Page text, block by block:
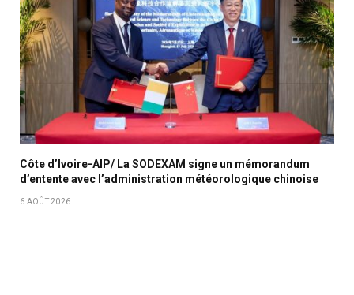
Côte d’Ivoire-AIP/ La SODEXAM signe un mémorandum
d’entente avec l’administration météorologique chinoise
6 AOÛT 2026